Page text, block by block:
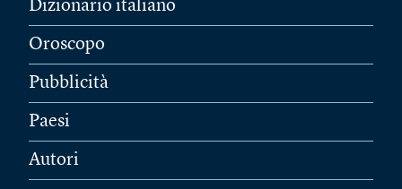
Dizionario italiano
Oroscopo
Pubblicità
Paesi
Autori